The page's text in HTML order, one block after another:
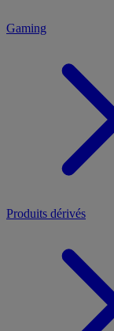
Gaming
Produits dérivés